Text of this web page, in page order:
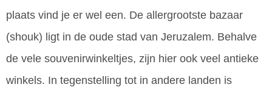
plaats vind je er wel een. De allergrootste bazaar
(shouk) ligt in de oude stad van Jeruzalem. Behalve
de vele souvenirwinkeltjes, zijn hier ook veel antieke
winkels. In tegenstelling tot in andere landen is